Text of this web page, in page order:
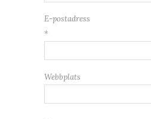
E-postadress
*
Webbplats